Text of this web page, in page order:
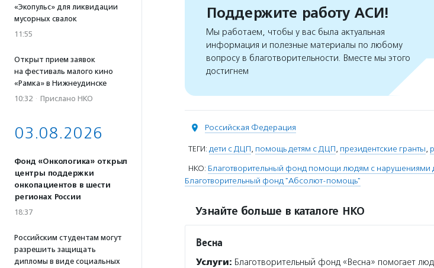
«Экопульс» для ликвидации
мусорных свалок
11:55
Открыт прием заявок
на фестиваль малого кино
«Рамка» в Нижнеудинске
10:32 · Прислано НКО
03.08.2026
Фонд «Онкологика» открыл
центры поддержки
онкопациентов в шести
регионах России
18:37
Российским студентам могут
разрешить защищать
дипломы в виде социальных
Поддержите работу АСИ!
Мы работаем, чтобы у вас была актуальная
информация и полезные материалы по любому
вопросу в благотворительности. Вместе мы этого
достигнем
Российская Федерация
ТЕГИ: дети с ДЦП, помощь детям с ДЦП, президентские гранты,
НКО: Благотворительный фонд помощи людям с нарушениями
Благотворительный фонд "Абсолют-помощь"
Узнайте больше в каталоге НКО
Весна
Услуги: Благотворительный фонд «Весна» помогает